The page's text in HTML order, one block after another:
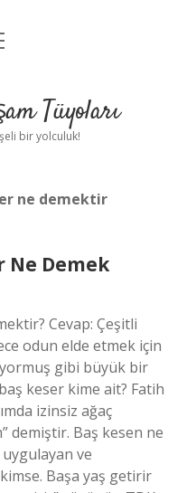
Tüyoları
bir yolculuk!
ne demektir
Ne Demek
Cevap: Çeşitli
odun elde etmek için
gibi büyük bir
keser kime ait? Fatih
izinsiz ağaç
demiştir. Baş kesen ne
ve
Başa yaş getirir